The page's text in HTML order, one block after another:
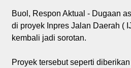
Buol, Respon Aktual - Dugaan
di proyek Inpres Jalan Daerah (
kembali jadi sorotan.
Proyek tersebut seperti